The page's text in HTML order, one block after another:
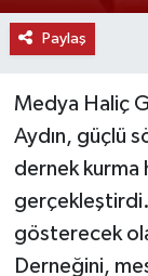
Paylaş
Medya Haliç
Aydın, güçlü
dernek kurma
gösterecek
Derneğini,
TİCARET